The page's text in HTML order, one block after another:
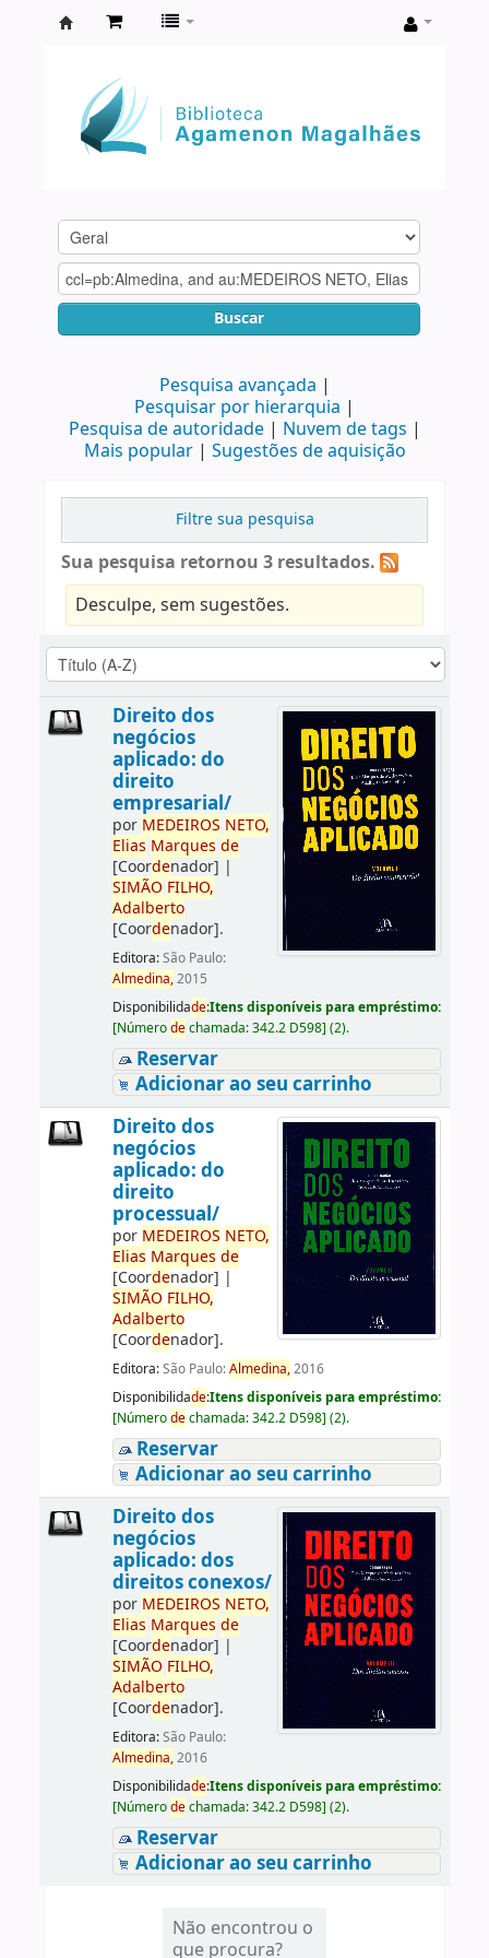
Agamenon
Magalhães
Buscar
Pesquisa avançada
Pesquisar por hierarquia
Pesquisa de autoridade
Nuvem de tags
Mais popular
Sugestões de aquisição
Filtre sua pesquisa
Sua pesquisa retornou 3 resultados.
Desculpe, sem sugestões.
Direito dos
negócios
aplicado: do
direito
empresarial/
por MEDEIROS NETO,
Elias Marques de
[Coordenador] |
SIMÃO FILHO,
Adalberto
[Coordenador].
Editora:São Paulo:
Almedina,2015
Disponibilidade:Itens disponíveis para empréstimo:
[Númerodechamada:342.2 D598] (2).
Reservar
Adicionar ao seu carrinho
Direito dos
negócios
aplicado: do
direito
processual/
por MEDEIROS NETO,
Elias Marques de
[Coordenador] |
SIMÃO FILHO,
Adalberto
[Coordenador].
Editora:São Paulo:Almedina,2016
Disponibilidade:Itens disponíveis para empréstimo:
[Númerodechamada:342.2 D598] (2).
Reservar
Adicionar ao seu carrinho
Direito dos
negócios
aplicado: dos
direitos conexos/
por MEDEIROS NETO,
Elias Marques de
[Coordenador] |
SIMÃO FILHO,
Adalberto
[Coordenador].
Editora:São Paulo:
Almedina,2016
Disponibilidade:Itens disponíveis para empréstimo:
[Númerodechamada:342.2 D598] (2).
Reservar
Adicionar ao seu carrinho
Não encontrou o
que procura?